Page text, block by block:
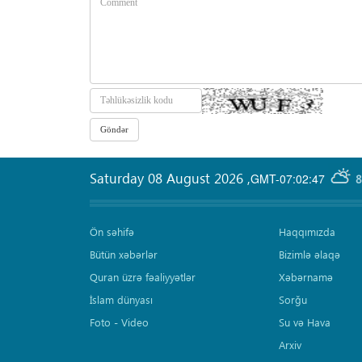
GMT-07:02:47
Saturday 08 August 2026 ,
Ön səhifə
Bütün xəbərlər
Quran üzrə fəaliyyətlər
İslam dünyası
Foto - Video
Haqqımızda
Bizimlə əlaqə
Xəbərnamə
Sorğu
Su və Hava
Arxiv